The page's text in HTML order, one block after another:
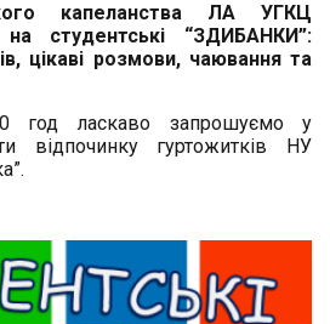
капеланства ЛА УГКЦ
студентські “ЗДИБАНКИ”:
цікаві розмови, чаювання та
год ласкаво запрошуємо у
відпочинку гуртожитків НУ